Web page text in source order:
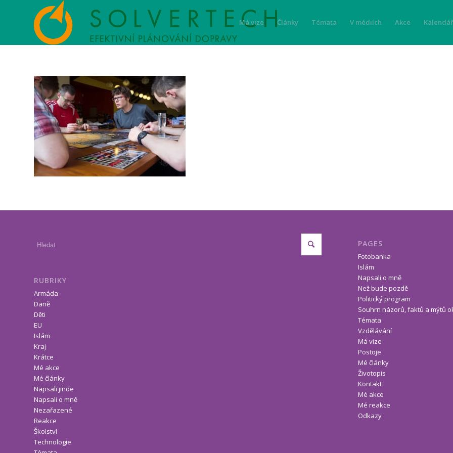
Má vize Články Témata V médiích Akce
RUBRIKY
Armáda
Daně
Děti
EU
Islám
Kraj
Krátce
Mé akce
Mé články
Napsali jinde
Napsali o mně
Nezařazené
Reakce
Školství
Technologie
PAGES
Fotobanka
Islám
Napsali o mně
Než bude pozdě
Politický program
Souhrn názorů, faktů a mýtů
Témata
Vzdělávání
Má vize
Postoje
Mé články
Životopis
Kontakt
Mé akce
Mé reakce
Odkazy